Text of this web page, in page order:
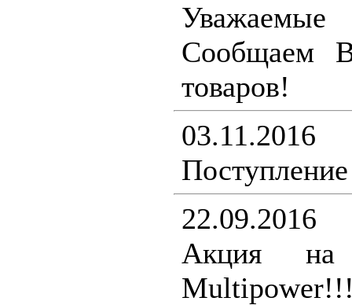
Сообщаем
товаров!
03.11.2016
22.09.2016
Акция на